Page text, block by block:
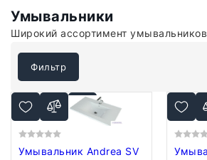
Умывальники
Широкий ассортимент
Фильтр
Умывальник Andrea SV